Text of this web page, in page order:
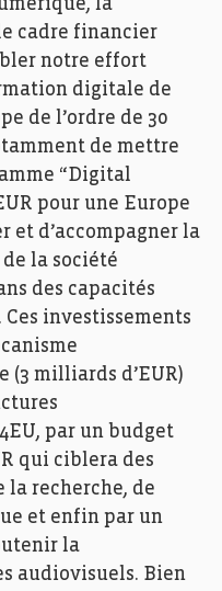
la
cadre financier
notre effort
digitale de
de l’ordre de 30
de mettre
“Digital
pour une Europe
et d’accompagner la
la société
des capacités
investissements
(3 milliards d’EUR)
par un budget
qui ciblera des
la recherche, de
et enfin par un
la
audiovisuels. Bien